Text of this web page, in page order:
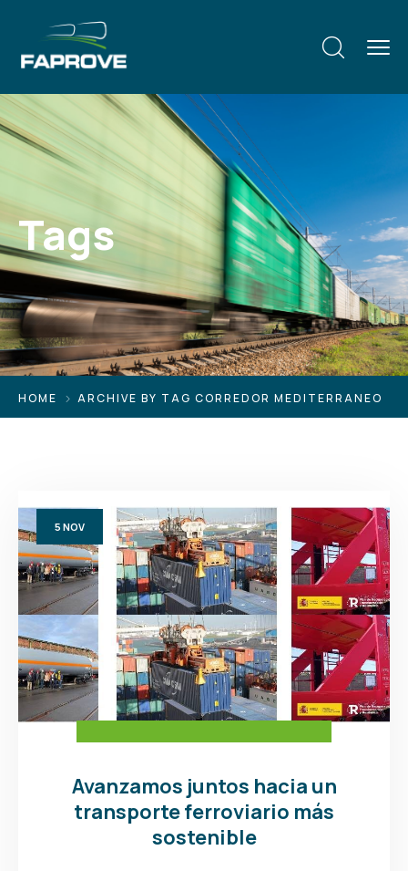
Tags
HOME ARCHIVE BY TAG CORREDOR MEDITERRANEO
5 NOV
Avanzamos juntos hacia un
transporte ferroviario más
sostenible